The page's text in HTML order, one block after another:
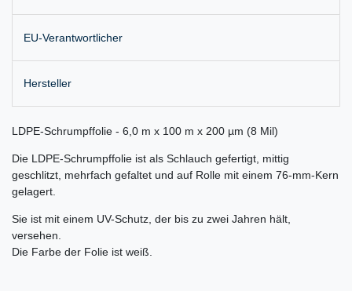
EU-Verantwortlicher
Hersteller
LDPE-Schrumpffolie - 6,0 m x 100 m x 200 µm (8 Mil)
Die LDPE-Schrumpffolie ist als Schlauch gefertigt, mittig
geschlitzt, mehrfach gefaltet und auf Rolle mit einem 76-mm-Kern
gelagert.
Sie ist mit einem UV-Schutz, der bis zu zwei Jahren hält,
versehen.
Die Farbe der Folie ist weiß.